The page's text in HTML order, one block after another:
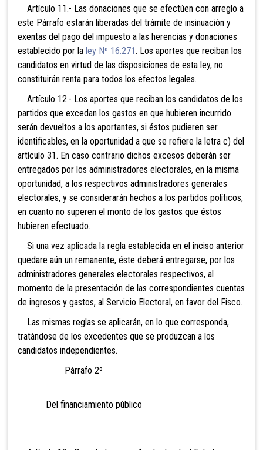
Artículo 11.- Las donaciones que se efectúen con arreglo a
este Párrafo estarán liberadas del trámite de insinuación y
exentas del pago del impuesto a las herencias y donaciones
establecido por la ley Nº 16.271. Los aportes que reciban los
candidatos en virtud de las disposiciones de esta ley, no
constituirán renta para todos los efectos legales.
Artículo 12.- Los aportes que reciban los candidatos de los
partidos que excedan los gastos en que hubieren incurrido
serán devueltos a los aportantes, si éstos pudieren ser
identificables, en la oportunidad a que se refiere la letra c) del
artículo 31. En caso contrario dichos excesos deberán ser
entregados por los administradores electorales, en la misma
oportunidad, a los respectivos administradores generales
electorales, y se considerarán hechos a los partidos políticos,
en cuanto no superen el monto de los gastos que éstos
hubieren efectuado.
Si una vez aplicada la regla establecida en el inciso anterior
quedare aún un remanente, éste deberá entregarse, por los
administradores generales electorales respectivos, al
momento de la presentación de las correspondientes cuentas
de ingresos y gastos, al Servicio Electoral, en favor del Fisco.
Las mismas reglas se aplicarán, en lo que corresponda,
tratándose de los excedentes que se produzcan a los
candidatos independientes.
Párrafo 2º
Del financiamiento público